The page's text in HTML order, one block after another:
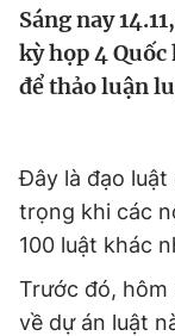
Tin thị trường
Video
Sản phẩm khác
Tiện ích
Thông tin tòa
Sáng nay
kỳ họp 4 Quốc
để thảo luận
Đây là đạo luật
trọng khi các
100 luật khác
Trước đó, hôm
về dự án luật